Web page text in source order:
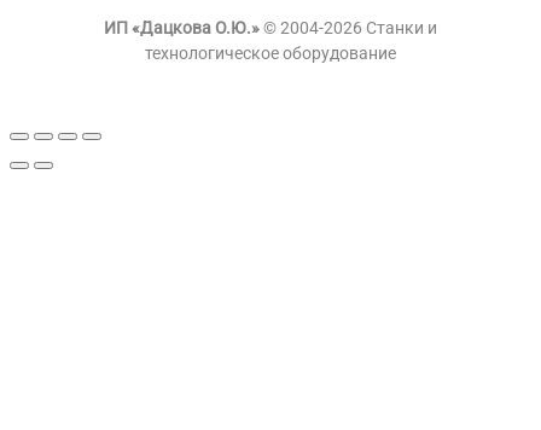
ИП «Дацкова О.Ю.»© 2004-2026 Станки и
технологическое оборудование